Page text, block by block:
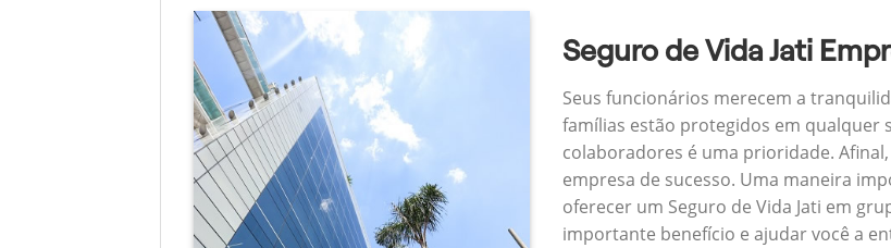
Seguro de Vida Jati
Seus funcionários merecem a
famílias estão protegidos em qualquer
colaboradores é uma prioridade.
empresa de sucesso. Uma maneira
oferecer um Seguro de Vida Jati em
importante benefício e ajudar você a